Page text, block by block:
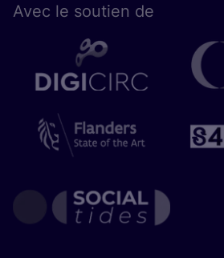
Avec le sou­tien de